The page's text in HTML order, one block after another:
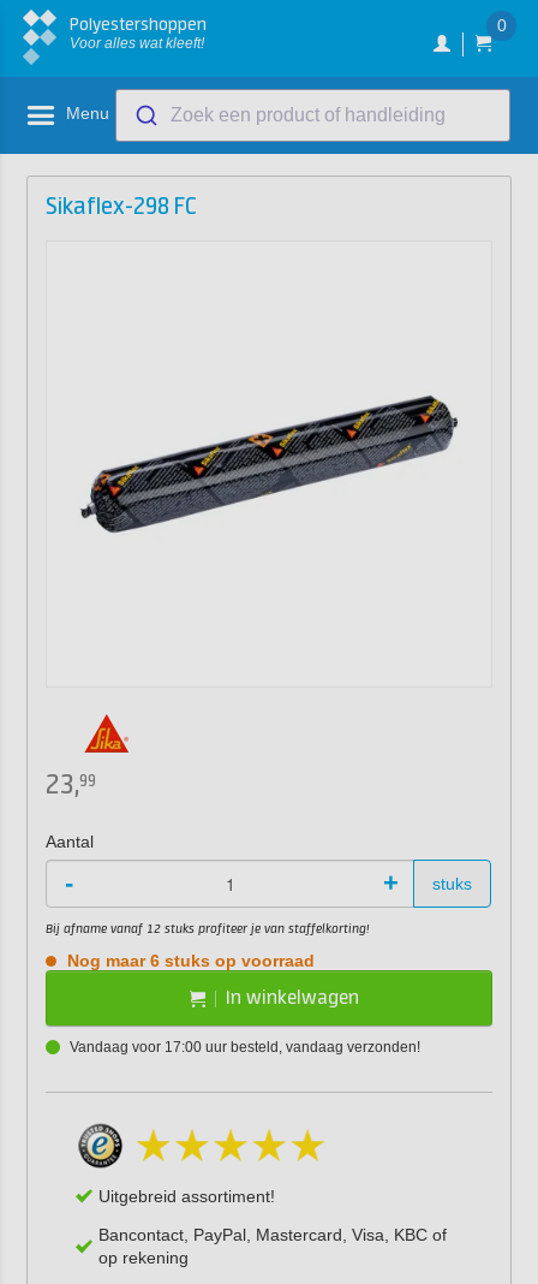
Polyestershoppen
Voor alles wat kleeft!
0
Menu Zoek een product of handleiding
Sikaflex-298 FC
23,99
Aantal
- + stuks
Bij afname vanaf 12 stuks profiteer je van staffelkorting!
Nog maar 6 stuks op voorraad
In winkelwagen
Vandaag voor 17:00 uur besteld, vandaag verzonden!
Uitgebreid assortiment!
Bancontact, PayPal, Mastercard, Visa, KBC of
op rekening